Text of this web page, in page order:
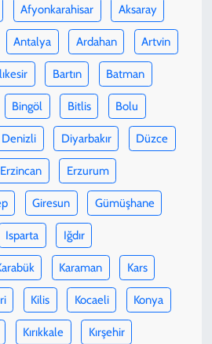
Afyonkarahisar Aksaray
Antalya Ardahan Artvin
Bartın Batman
Bingöl Bitlis Bolu
Denizli Diyarbakır Düzce
Erzincan Erzurum
Giresun Gümüşhane
Isparta Iğdır
Karaman Kars
Kilis Kocaeli Konya
Kırıkkale Kırşehir